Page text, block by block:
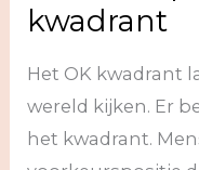
kwadrant
Het OK kwadrant
wereld kijken. Er
het kwadrant.